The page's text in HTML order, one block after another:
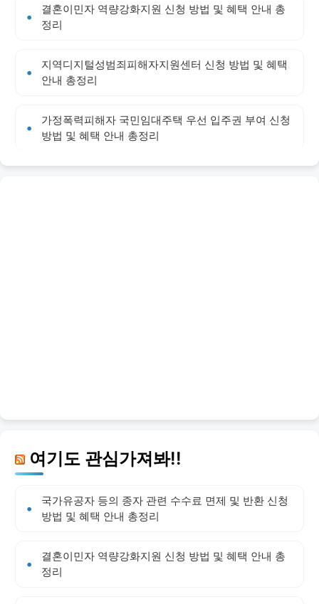
결혼이민자 역량강화지원 신청 방법 및 혜택 안내 총
정리
지역디지털성범죄피해자지원센터 신청 방법 및 혜택
안내 총정리
가정폭력피해자 국민임대주택 우선 입주권 부여 신청
방법 및 혜택 안내 총정리
여기도 관심가져봐!!
국가유공자 등의 종자 관련 수수료 면제 및 반환 신청
방법 및 혜택 안내 총정리
결혼이민자 역량강화지원 신청 방법 및 혜택 안내 총
정리